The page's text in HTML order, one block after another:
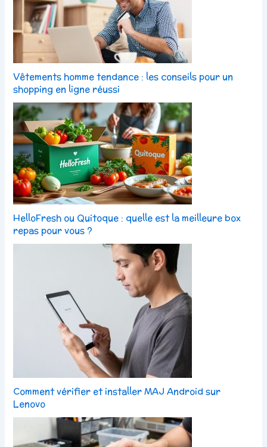
Vêtements homme tendance : les conseils pour un
shopping en ligne réussi
HelloFresh ou Quitoque : quelle est la meilleure box
repas pour vous ?
Comment vérifier et installer MAJ Android sur
Lenovo